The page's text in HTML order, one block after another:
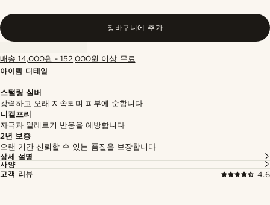
장바구니에 추가
배송 14,000원 - 152,000원 이상 무료
아이템 디테일
스털링 실버
강력하고 오래 지속되며 피부에 순합니다
니켈프리
자극과 알레르기 반응을 예방합니다
2년 보증
오랜 기간 신뢰할 수 있는 품질을 보장합니다
상세 설명
사양
고객 리뷰
4.6